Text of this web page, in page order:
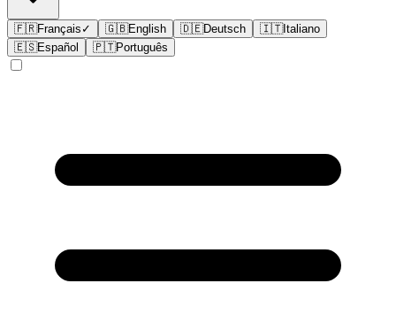
🇫🇷Français ✓ 🇬🇧English 🇩🇪Deutsch 🇮🇹Italiano
🇪🇸Español 🇵🇹Português